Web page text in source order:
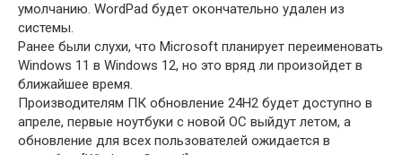
умолчанию. WordPad будет окончательно удален из
системы.
Ранее были слухи, что Microsoft планирует переименовать
Windows 11 в Windows 12, но это вряд ли произойдет в
ближайшее время.
Производителям ПК обновление 24H2 будет доступно в
апреле, первые ноутбуки с новой ОС выйдут летом, а
обновление для всех пользователей ожидается в